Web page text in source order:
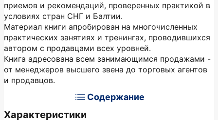
приемов и рекомендаций, проверенных практикой в
условиях стран СНГ и Балтии.
Материал книги апробирован на многочисленных
практических занятиях и тренингах, проводившихся
автором с продавцами всех уровней.
Книга адресована всем занимающимся продажами -
от менеджеров высшего звена до торговых агентов
и продавцов.
Содержание
Характеристики